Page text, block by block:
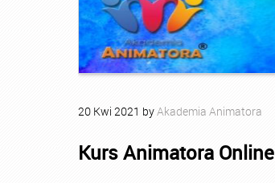
20 Kwi 2021 byAkademia Animatora
Kurs Animatora Online